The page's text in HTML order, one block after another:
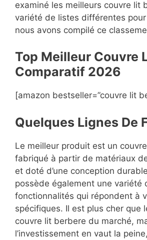
examiné les meilleurs couvre lit
variété de listes différentes
nous avons compilé ce
Top Meilleur Couvre
Comparatif 2026
[amazon bestseller=”couvre lit
Quelques Lignes De
Le meilleur produit est un
fabriqué à partir de matériaux
et doté d’une conception
possède également une variété
fonctionnalités qui répondent à
spécifiques. Il est plus cher que
couvre lit berbere du marché,
l’investissement en vaut la